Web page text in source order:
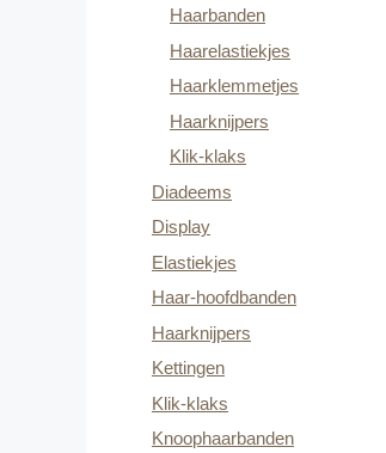
Haarbanden
Haarelastiekjes
Haarklemmetjes
Haarknijpers
Klik-klaks
Diadeems
Display
Elastiekjes
Haar-hoofdbanden
Haarknijpers
Kettingen
Klik-klaks
Knoophaarbanden